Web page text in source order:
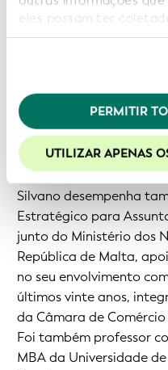
eles possam ter
de seus serviços. Ao
cookies. Consulte
Política de Privacidade.
Recomendamos a
melhor experiência em
PERMITIR
UTILIZAR APENAS
de Finanças e Assuntos
Finanças para a Ásia-
em quinze entidades
Vietname. A sua
crescimento significativo
transformação
da Gentherm na Ásia e
Silvano desempenha
Estratégico para
junto do Ministério dos
República de Malta,
no seu envolvimento
últimos vinte anos,
da Câmara de
Foi também professor
MBA da Universidade